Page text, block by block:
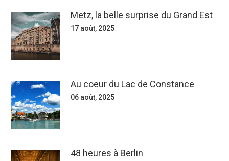
Metz, la belle surprise du Grand Est
17 août, 2025
Au coeur du Lac de Constance
06 août, 2025
48 heures à Berlin